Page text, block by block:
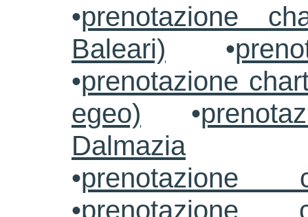
•prenotazione
Baleari) •
•prenotazione
egeo) •
Dalmazia
•prenotazione
•prenotazione